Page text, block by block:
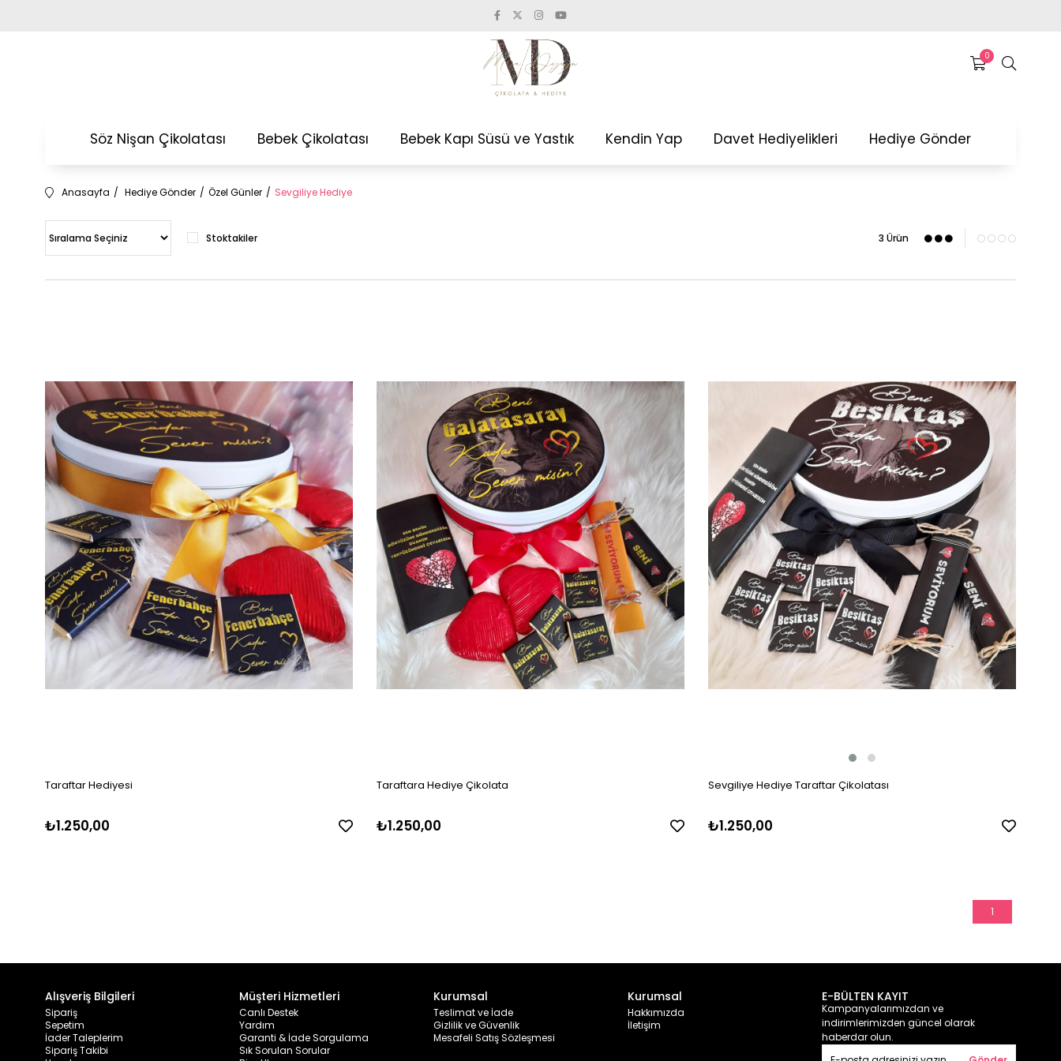
0
Söz Nişan Çikolatası Bebek Çikolatası Bebek Kapı Süsü ve Yastık Kendin Yap Davet Hediyelikleri Hediye Gönder
Anasayfa Hediye Gönder Özel Günler Sevgiliye Hediye
Stoktakiler 3 Ürün
Taraftar Hediyesi
₺1.250,00
Taraftara Hediye Çikolata
₺1.250,00
Sevgiliye Hediye Taraftar Çikolatası
₺1.250,00
1
Alışveriş Bilgileri
Sipariş
Sepetim
İader Taleplerim
Sipariş Takibi
Müşteri Hizmetleri
Canlı Destek
Yardım
Garanti & İade Sorgulama
Sık Sorulan Sorular
Kurumsal
Teslimat ve İade
Gizlilik ve Güvenlik
Mesafeli Satış Sözleşmesi
Kurumsal
Hakkımızda
İletişim
E-BÜLTEN KAYIT
Kampanyalarımızdan ve
indirimlerimizden güncel olarak
haberdar olun.